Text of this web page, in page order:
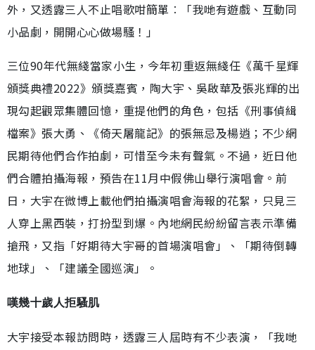
外，又透露三人不止唱歌咁簡單︰「我哋有遊戲、互動同
小品劇，開開心心做場騷！」
三位90年代無綫當家小生，今年初重返無綫任《萬千星輝
頒獎典禮2022》頒獎嘉賓，陶大宇、吳啟華及張兆輝的出
現勾起觀眾集體回憶，重提他們的角色，包括《刑事偵緝
檔案》張大勇、《倚天屠龍記》的張無忌及楊逍；不少網
民期待他們合作拍劇，可惜至今未有聲氣。不過，近日他
們合體拍攝海報，預告在11月中假佛山舉行演唱會。前
日，大宇在微博上載他們拍攝演唱會海報的花絮，只見三
人穿上黑西裝，打扮型到爆。內地網民紛紛留言表示準備
搶飛，又指「好期待大宇哥的首場演唱會」、「期待倒轉
地球」、「建議全國巡演」。
嘆幾十歲人拒騷肌
大宇接受本報訪問時，透露三人屆時有不少表演，「我哋